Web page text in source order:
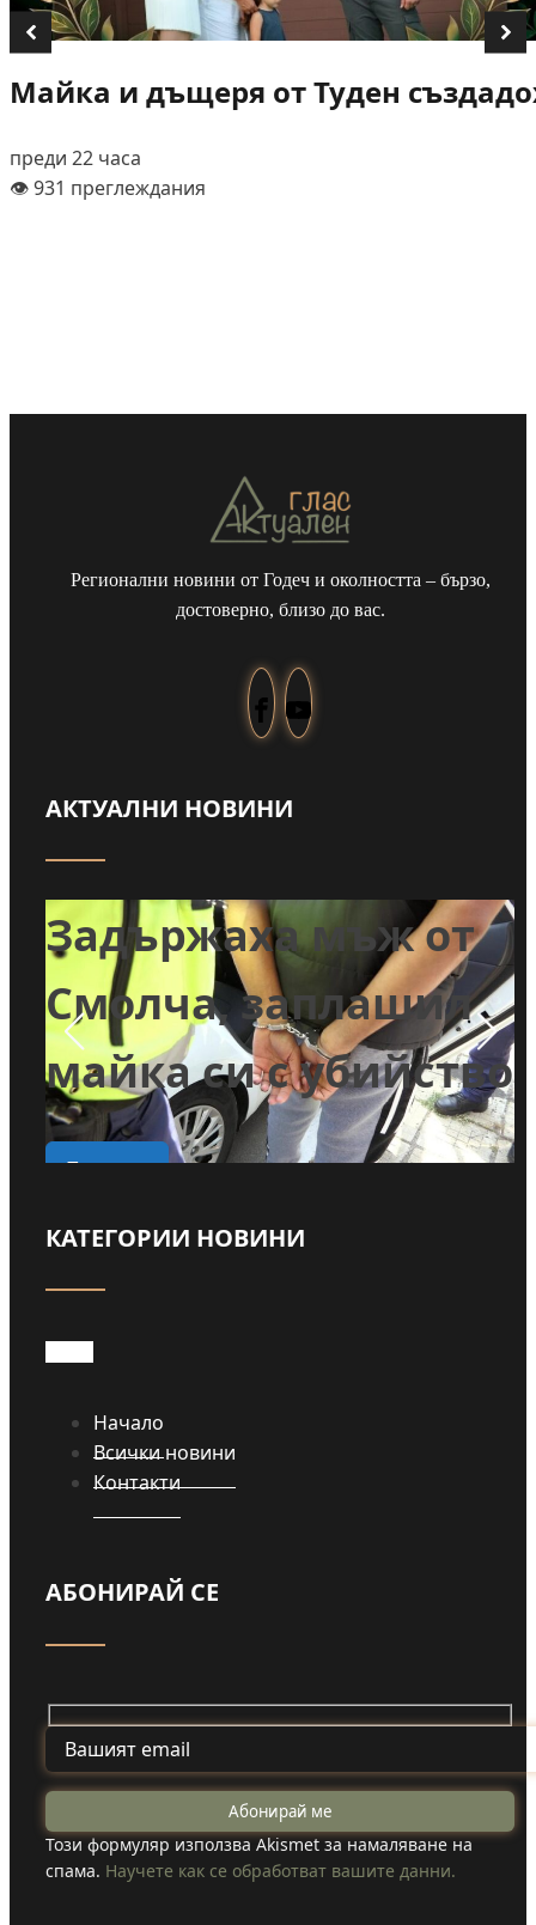
Майка и дъщеря от Туден
преди 22 часа
👁️ 931 преглеждания
Регионални новини от Годеч и околността – бързо,
достоверно, близо до вас.
АКТУАЛНИ НОВИНИ
Задържаха мъж от
Смолча, заплашил
майка си с убийство
Прочети
КАТЕГОРИИ НОВИНИ
Начало
Всички новини
Контакти
АБОНИРАЙ СЕ
Този формуляр използва Akismet за намаляване на
спама. Научете как се обработват вашите данни.